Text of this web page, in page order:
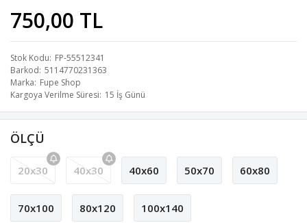
750,00 TL
Stok Kodu FP-55512341
Barkod 5114770231363
Marka Fupe Shop
Kargoya Verilme Süresi 15 İş Günü
ÖLÇÜ
20x30 40x30 40x60 50x70 60x80
70x100 80x120 100x140